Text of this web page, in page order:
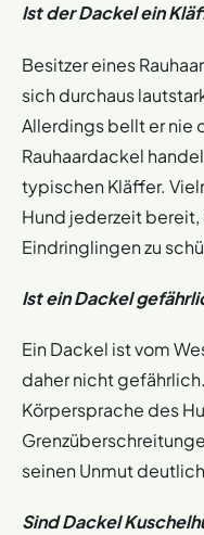
Ist der Dackel ein
Besitzer eines
sich durchaus
Allerdings bellt er nie
Rauhaardackel
typischen Kläffer.
Hund jederzeit bereit,
Eindringlingen zu
Ist ein Dackel
Ein Dackel ist vom
daher nicht
Körpersprache des
seinen Unmut
Sind Dackel